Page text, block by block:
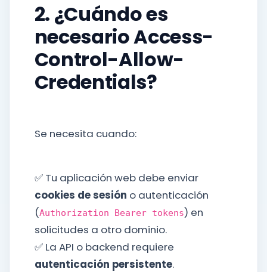
2. ¿Cuándo es
necesario Access-
Control-Allow-
Credentials?
Se necesita cuando:
✅ Tu aplicación web debe enviar
cookies de sesión o autenticación
(Authorization Bearer tokens) en
solicitudes a otro dominio.
✅ La API o backend requiere
autenticación persistente.